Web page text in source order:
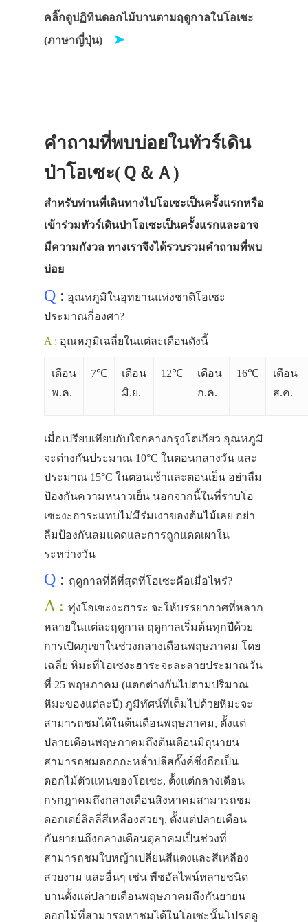
คลิ๊กดูปฏิทินดอกไม้บานตามฤดูกาลในโอเซะ
(ภาษาญี่ปุ่น)
➤
คำถามที่พบบ่อยในทัวร์เดิน
ป่าโอเซะ(Ｑ＆Ａ)
สำหรับท่านที่เดินทางไปโอเซะเป็นครั้งแรกหรือ
เข้าร่วมทัวร์เดินป่าโอเซะเป็นครั้งแรกและอาจ
มีความกังวล ทางเราจึงได้รวบรวมคำถามที่พบ
บ่อย
Q : อุณหภูมิในอุทยานแห่งชาติโอเซะ
ประมาณกี่องศา?
A : อุณหภูมิเฉลี่ยในแต่ละเดือนดังนี้
เดือน
พ.ค.
7℃
เดือน
มิ.ย.
12℃
เดือน
ก.ค.
16℃
เดือน
ส.ค.
เมื่อเปรียบเทียบกับใจกลางกรุงโตเกียว อุณหภูมิ
จะต่างกันประมาณ 10°C ในตอนกลางวัน และ
ประมาณ 15°C ในตอนเช้าและตอนเย็น อย่าลืม
ป้องกันความหนาวเย็น นอกจากนี้ในที่ราบโอ
เซะงะฮาระแทบไม่มีร่มเงาของต้นไม้เลย อย่า
ลืมป้องกันลมแดดและการถูกแดดเผาใน
ระหว่างวัน
Q : ฤดูกาลที่ดีที่สุดที่โอเซะคือเมื่อไหร่?
A : ทุ่งโอเซะงะฮาระ จะให้บรรยากาศที่หลาก
หลายในแต่ละฤดูกาล ฤดูกาลเริ่มต้นทุกปีด้วย
การเปิดภูเขาในช่วงกลางเดือนพฤษภาคม โดย
เฉลี่ย หิมะที่โอเซงะฮาระจะละลายประมาณวัน
ที่ 25 พฤษภาคม (แตกต่างกันไปตามปริมาณ
หิมะของแต่ละปี) ภูมิทัศน์ที่เต็มไปด้วยหิมะจะ
สามารถชมได้ในต้นเดือนพฤษภาคม, ตั้งแต่
ปลายเดือนพฤษภาคมถึงต้นเดือนมิถุนายน
สามารถชมดอกกะหล่ำปลีสกั๊งค์ซึ่งถือเป็น
ดอกไม้ตัวแทนของโอเซะ, ต้้งแต่กลางเดือน
กรกฎาคมถึงกลางเดือนสิงหาคมสามารถชม
ดอกเดย์ลิลลี่สีเหลืองสวยๆ, ตั้งแต่ปลายเดือน
กันยายนถึงกลางเดือนตุลาคมเป็นช่วงที่
สามารถชมใบหญ้าเปลี่ยนสีแดงและสีเหลือง
สวยงาม และอื่นๆ เช่น พืชอัลไพน์หลายชนิด
บานตั้งแต่ปลายเดือนพฤษภาคมถึงกันยายน
ดอกไม้ที่สามารถหาชมได้ในโอเซะนั้นโปรดดู